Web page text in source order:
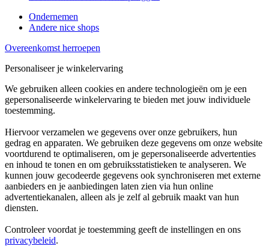
Ondernemen
Andere nice shops
Overeenkomst herroepen
Personaliseer je winkelervaring
We gebruiken alleen cookies en andere technologieën om je een
gepersonaliseerde winkelervaring te bieden met jouw individuele
toestemming.
Hiervoor verzamelen we gegevens over onze gebruikers, hun
gedrag en apparaten. We gebruiken deze gegevens om onze website
voortdurend te optimaliseren, om je gepersonaliseerde advertenties
en inhoud te tonen en om gebruiksstatistieken te analyseren. We
kunnen jouw gecodeerde gegevens ook synchroniseren met externe
aanbieders en je aanbiedingen laten zien via hun online
advertentiekanalen, alleen als je zelf al gebruik maakt van hun
diensten.
Controleer voordat je toestemming geeft de instellingen en ons
privacybeleid.